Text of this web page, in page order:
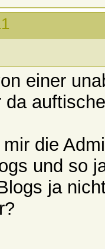
einer
da
die
und so
ja